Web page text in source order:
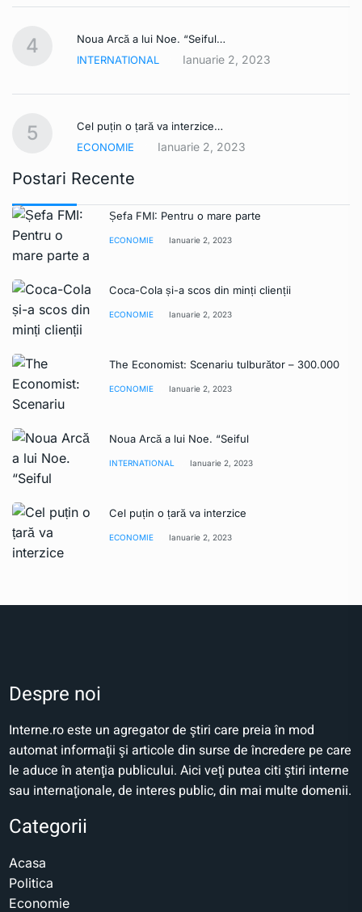
4
Noua Arcă a lui Noe. “Seiful…
INTERNATIONAL
Ianuarie 2, 2023
5
Cel puțin o țară va interzice…
ECONOMIE
Ianuarie 2, 2023
Postari Recente
Șefa FMI: Pentru o mare parte
ECONOMIE Ianuarie 2, 2023
Coca-Cola și-a scos din minți clienții
ECONOMIE Ianuarie 2, 2023
The Economist: Scenariu tulburător – 300.000
ECONOMIE Ianuarie 2, 2023
Noua Arcă a lui Noe. “Seiful
INTERNATIONAL Ianuarie 2, 2023
Cel puțin o țară va interzice
ECONOMIE Ianuarie 2, 2023
Despre noi
Interne.ro este un agregator de ştiri care preia în mod
automat informaţii şi articole din surse de încredere pe care
le aduce în atenţia publicului. Aici veţi putea citi ştiri interne
sau internaţionale, de interes public, din mai multe domenii.
Categorii
Acasa
Politica
Economie